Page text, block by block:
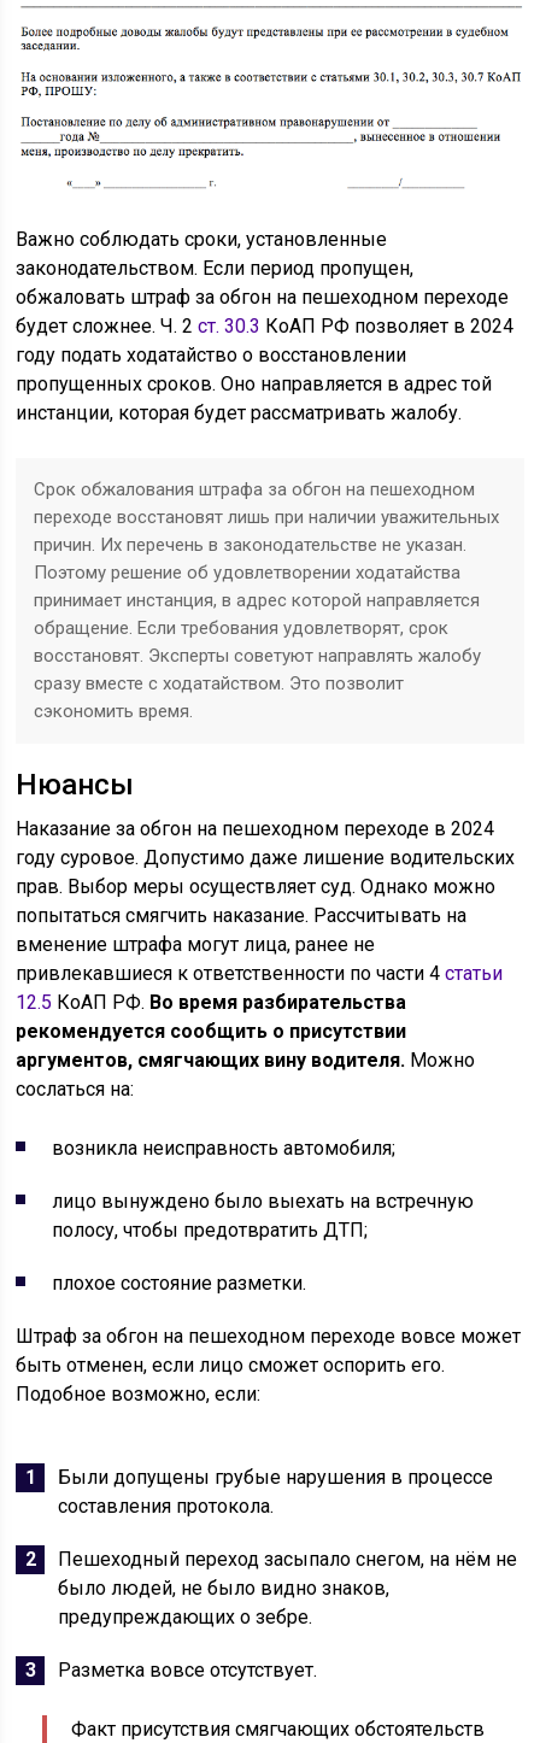
Важно соблюдать сроки, установленные
законодательством. Если период пропущен,
обжаловать штраф за обгон на пешеходном переходе
будет сложнее. Ч. 2ст. 30.3 КоАП РФ позволяет в 2024
году подать ходатайство о восстановлении
пропущенных сроков. Оно направляется в адрес той
инстанции, которая будет рассматривать жалобу.
Срок обжалования штрафа за обгон на пешеходном
переходе восстановят лишь при наличии уважительных
причин. Их перечень в законодательстве не указан.
Поэтому решение об удовлетворении ходатайства
принимает инстанция, в адрес которой направляется
обращение. Если требования удовлетворят, срок
восстановят. Эксперты советуют направлять жалобу
сразу вместе с ходатайством. Это позволит
сэкономить время.
Нюансы
Наказание за обгон на пешеходном переходе в 2024
году суровое. Допустимо даже лишение водительских
прав. Выбор меры осуществляет суд. Однако можно
попытаться смягчить наказание. Рассчитывать на
вменение штрафа могут лица, ранее не
привлекавшиеся к ответственности по части 4статьи
12.5 КоАП РФ. Во время разбирательства
рекомендуется сообщить о присутствии
аргументов, смягчающих вину водителя. Можно
сослаться на:
возникла неисправность автомобиля;
лицо вынуждено было выехать на встречную
полосу, чтобы предотвратить ДТП;
плохое состояние разметки.
Штраф за обгон на пешеходном переходе вовсе может
быть отменен, если лицо сможет оспорить его.
Подобное возможно, если:
Были допущены грубые нарушения в процессе
составления протокола.
Пешеходный переход засыпало снегом, на нём не
было людей, не было видно знаков,
предупреждающих о зебре.
Разметка вовсе отсутствует.
Факт присутствия смягчающих обстоятельств